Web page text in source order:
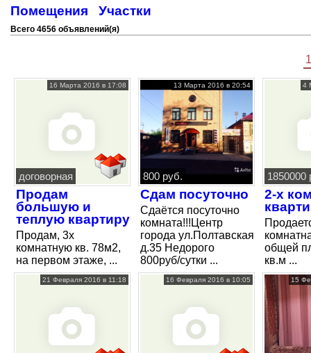
Помещения
Участки
Всего 4656 объявлений(я)
1
16 Марта 2016 в 17:08
договорная
Продам
большую и
теплую квартиру
Продам, 3х
комнатную кв. 78м2,
на первом этаже, ...
21 Февраля 2016 в 11:18
13 Марта 2016 в 20:54
800 руб.
Сдам посуточно
Сдаётся посуточно
комната!!!Центр
города ул.Полтавская
д.35 Недорого
800руб/сутки ...
16 Февраля 2016 в 10:05
4
1850000
2-х
общей
кв.м ...
15